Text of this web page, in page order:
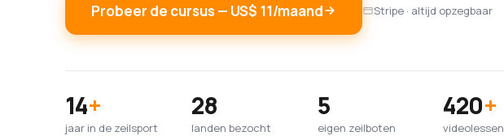
Probeer de cursus — US$ 11/maand Stripe · altijd opzegbaar
14+
jaar in de zeilsport
28
landen bezocht
5
eigen zeilboten
420+
videolessen